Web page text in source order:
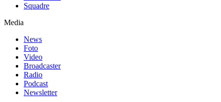
Squadre
Media
News
Foto
Video
Broadcaster
Radio
Podcast
Newsletter